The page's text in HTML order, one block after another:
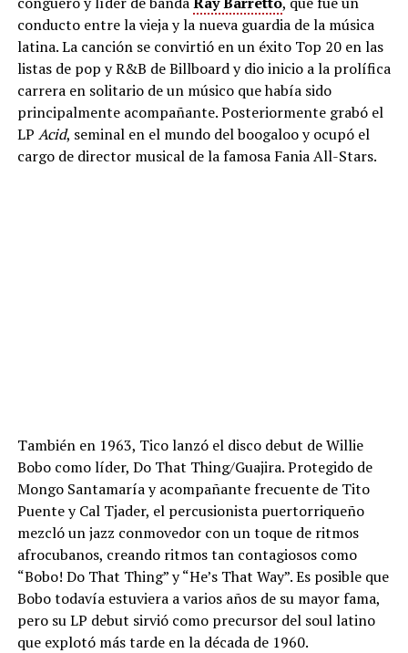
conducto entre la vieja y la nueva guardia de la música
latina. La canción se convirtió en un éxito Top 20 en las
listas de pop y R&B de Billboard y dio inicio a la prolífica
carrera en solitario de un músico que había sido
principalmente acompañante. Posteriormente grabó el
LP Acid, seminal en el mundo del boogaloo y ocupó el
cargo de director musical de la famosa Fania All-Stars.
También en 1963, Tico lanzó el disco debut de Willie
Bobo como líder, Do That Thing/Guajira. Protegido de
Mongo Santamaría y acompañante frecuente de Tito
Puente y Cal Tjader, el percusionista puertorriqueño
mezcló un jazz conmovedor con un toque de ritmos
afrocubanos, creando ritmos tan contagiosos como
“Bobo! Do That Thing” y “He’s That Way”. Es posible que
Bobo todavía estuviera a varios años de su mayor fama,
pero su LP debut sirvió como precursor del soul latino
que explotó más tarde en la década de 1960.